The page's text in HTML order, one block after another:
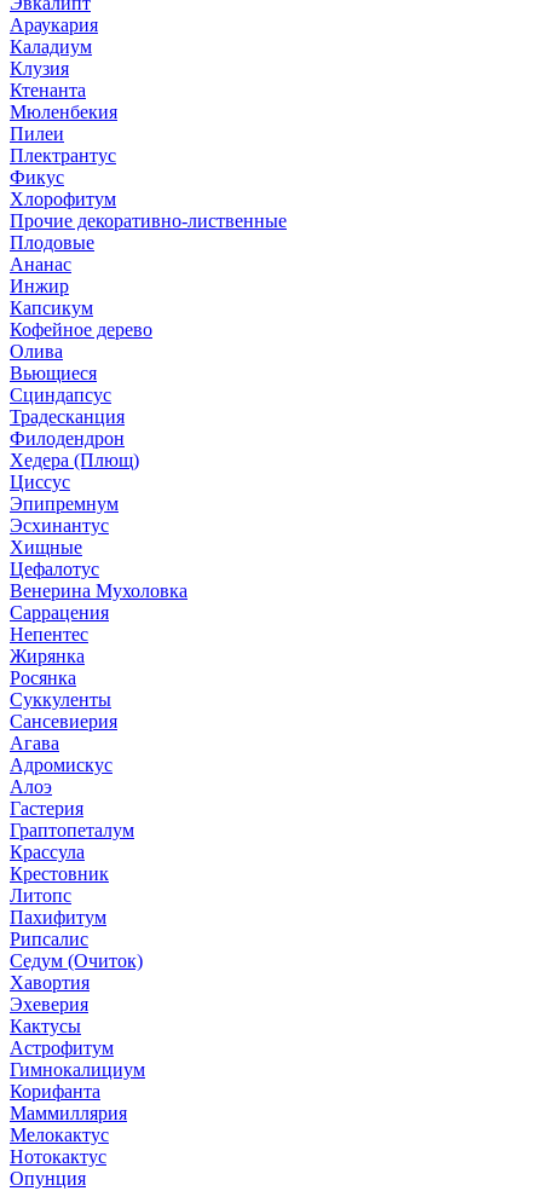
Араукария
Каладиум
Клузия
Ктенанта
Мюленбекия
Пилеи
Плектрантус
Фикус
Хлорофитум
Прочие декоративно-лиственные
Плодовые
Ананас
Инжир
Капсикум
Кофейное дерево
Олива
Вьющиеся
Сциндапсус
Традесканция
Филодендрон
Хедера (Плющ)
Циссус
Эпипремнум
Эсхинантус
Хищные
Цефалотус
Венерина Мухоловка
Саррацения
Непентес
Жирянка
Росянка
Суккуленты
Сансевиерия
Агава
Адромискус
Алоэ
Гастерия
Граптопеталум
Крассула
Крестовник
Литопс
Пахифитум
Рипсалис
Седум (Очиток)
Хавортия
Эхеверия
Кактусы
Астрофитум
Гимнокалициум
Корифанта
Маммиллярия
Мелокактус
Нотокактус
Опунция